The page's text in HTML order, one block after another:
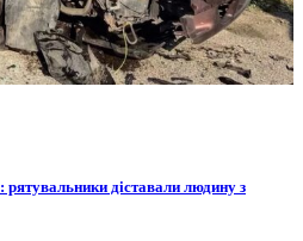
діставали людину з